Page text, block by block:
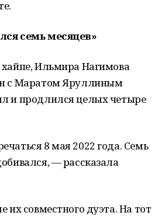
семь месяцев»
Ильмира Нагимова
с Маратом Яруллиным
и продлился целых четыре
8 мая 2022 года. Семь
— рассказала
их совместного дуэта. На тот